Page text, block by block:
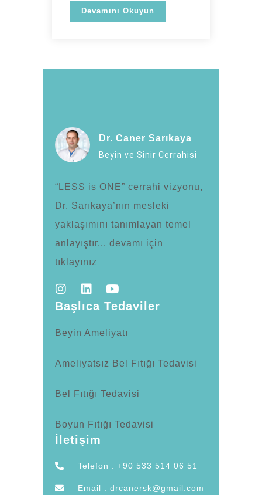
Devamını Okuyun
Dr. Caner Sarıkaya
Beyin ve Sinir Cerrahisi
“LESS is ONE” cerrahi vizyonu,
Dr. Sarıkaya’nın mesleki
yaklaşımını tanımlayan temel
anlayıştır... devamı için
tıklayınız
Başlıca Tedaviler
Beyin Ameliyatı
Ameliyatsız Bel Fıtığı Tedavisi
Bel Fıtığı Tedavisi
Boyun Fıtığı Tedavisi
İletişim
Telefon : +90 533 514 06 51
Email : drcanersk@gmail.com